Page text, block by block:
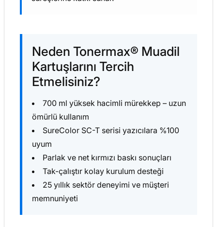
Neden Tonermax® Muadil
Kartuşlarını Tercih
Etmelisiniz?
700 ml yüksek hacimli mürekkep – uzun
ömürlü kullanım
SureColor SC-T serisi yazıcılara %100
uyum
Parlak ve net kırmızı baskı sonuçları
Tak-çalıştır kolay kurulum desteği
25 yıllık sektör deneyimi ve müşteri
memnuniyeti